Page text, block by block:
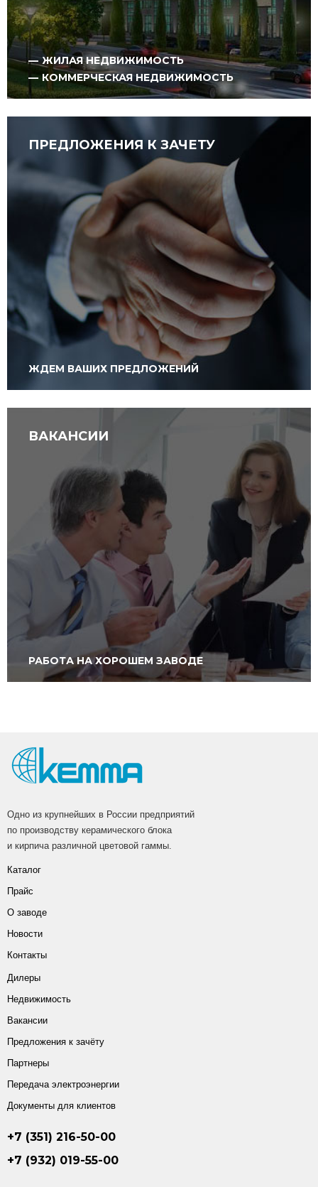
ЖИЛАЯ НЕДВИЖИМОСТЬ
КОММЕРЧЕСКАЯ НЕДВИЖИМОСТЬ
ПРЕДЛОЖЕНИЯ К ЗАЧЕТУ
ЖДЕМ ВАШИХ ПРЕДЛОЖЕНИЙ
ВАКАНСИИ
РАБОТА НА ХОРОШЕМ ЗАВОДЕ
Одно из крупнейших в России предприятий
по производству керамического блока
и кирпича различной цветовой гаммы.
Каталог
Прайс
О заводе
Новости
Контакты
Дилеры
Недвижимость
Вакансии
Предложения к зачёту
Партнеры
Передача электроэнергии
Документы для клиентов
+7 (351) 216-50-00
+7 (932) 019-55-00